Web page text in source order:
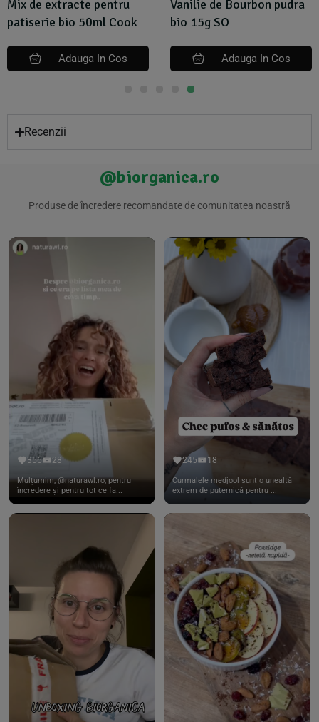
Mix de extracte pentru
patiserie bio 50ml Cook
Adauga In Cos
Vanilie de Bourbon pudra
bio 15g SO
Adauga In Cos
Recenzii
@biorganica.ro
Produse de încredere recomandate de comunitatea noastră
356 28
Mulțumim, @naturawl.ro, pentru
încredere și pentru tot ce fa...
245 18
Curmalele medjool sunt o unealtă
extrem de puternică pentru ...